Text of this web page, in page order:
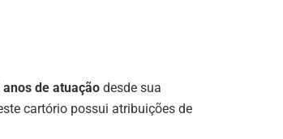
anos de atuação desde sua
cartório possui atribuições de